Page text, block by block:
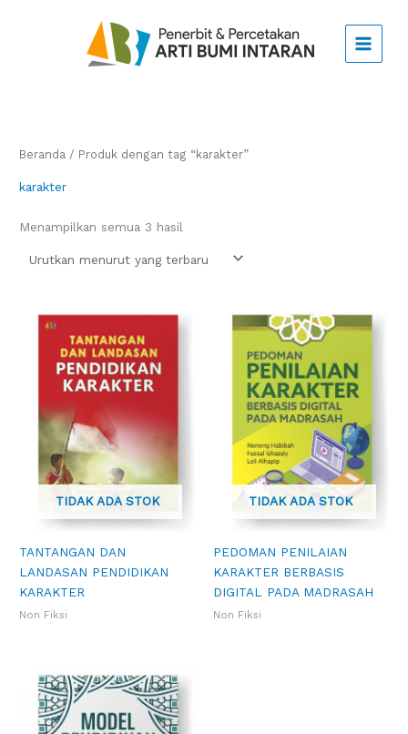
Beranda / Produk dengan tag “karakter”
karakter
Menampilkan semua 3 hasil
terbaru
TIDAK ADA STOK
TANTANGAN DAN
LANDASAN PENDIDIKAN
KARAKTER
Non Fiksi
TIDAK ADA STOK
PEDOMAN PENILAIAN
KARAKTER BERBASIS
DIGITAL PADA MADRASAH
Non Fiksi